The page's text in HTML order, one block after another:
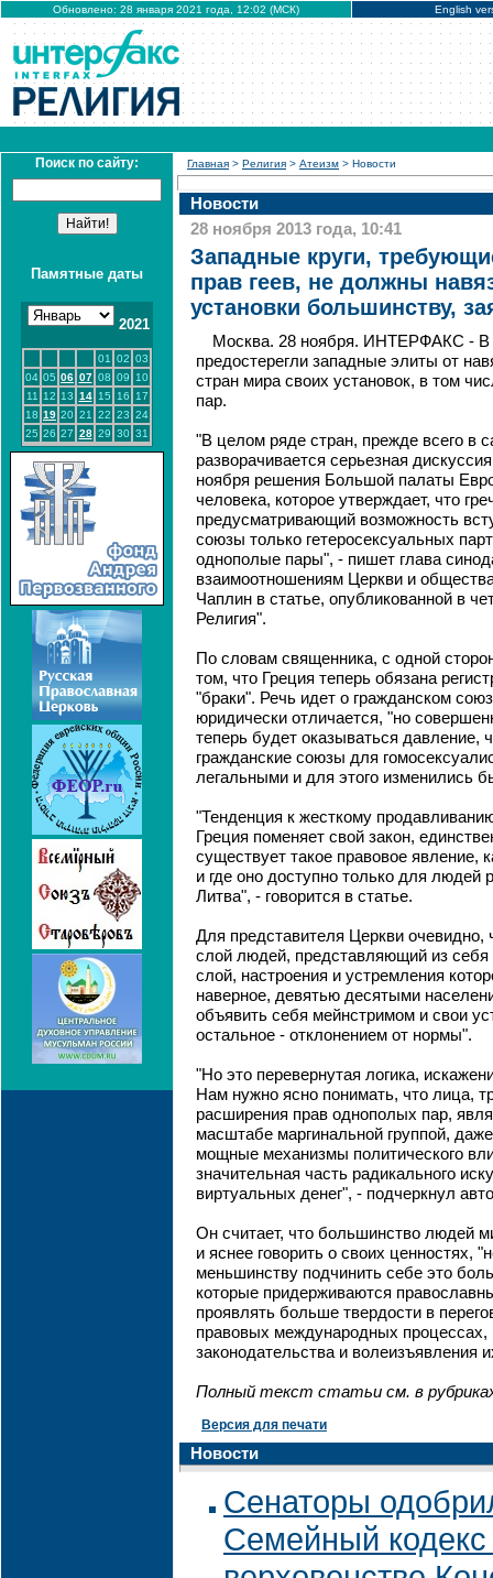
Обновлено: 28 января 2021 года, 12:02 (МСК) English
Поиск по сайту:
Памятные даты
2021
01 02 03
04 05 06 07 08 09
10
11
12 13 14 15 16
17
18 19 20 21 22 23 24
25 26 27 28 29 30 31
Главная > Религия > Атеизм > Новости
Новости
28 ноября 2013 года, 10:41
Западные круги,
прав геев, не должны
установки большинству,
Москва. 28 ноября. ИНТЕРФАКС - В
предостерегли западные элиты от
стран мира своих установок, в том
пар.
"В целом ряде стран, прежде всего в
разворачивается серьезная
ноября решения Большой палаты
человека, которое утверждает, что
предусматривающий возможность
союзы только гетеросексуальных
однополые пары", - пишет глава
взаимоотношениям Церкви и
Чаплин в статье, опубликованной в
Религия".
По словам священника, с одной
том, что Греция теперь обязана
"браки". Речь идет о гражданском
юридически отличается, "но
теперь будет оказываться давление,
гражданские союзы для
легальными и для этого изменились
"Тенденция к жесткому
Греция поменяет свой закон,
существует такое правовое явление,
и где оно доступно только для людей
Литва", - говорится в статье.
Для представителя Церкви очевидно,
слой людей, представляющий из себя
слой, настроения и устремления
наверное, девятью десятыми
объявить себя мейнстримом и свои
остальное - отклонением от нормы".
"Но это перевернутая логика,
Нам нужно ясно понимать, что лица,
расширения прав однополых пар,
масштабе маргинальной группой,
мощные механизмы политического
значительная часть радикального
виртуальных денег", - подчеркнул
Он считает, что большинство людей
и яснее говорить о своих ценностях,
меньшинству подчинить себе это
которые придерживаются
проявлять больше твердости в
правовых международных
законодательства и волеизъявления
Полный текст статьи см. в
Версия для печати
Новости
Сенаторы
Семейный